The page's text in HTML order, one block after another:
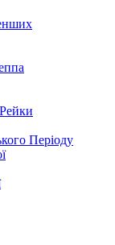
Періоду